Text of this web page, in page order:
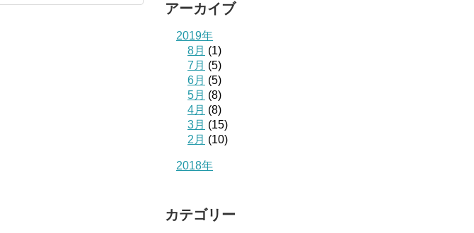
アーカイブ
2019年
8月 (1)
7月 (5)
6月 (5)
5月 (8)
4月 (8)
3月 (15)
2月 (10)
2018年
カテゴリー